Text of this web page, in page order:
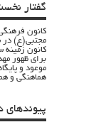
گفتار
کانون
کانون زمینه
برای ظهور
موعود و
هماهنگی و
پیوندهای